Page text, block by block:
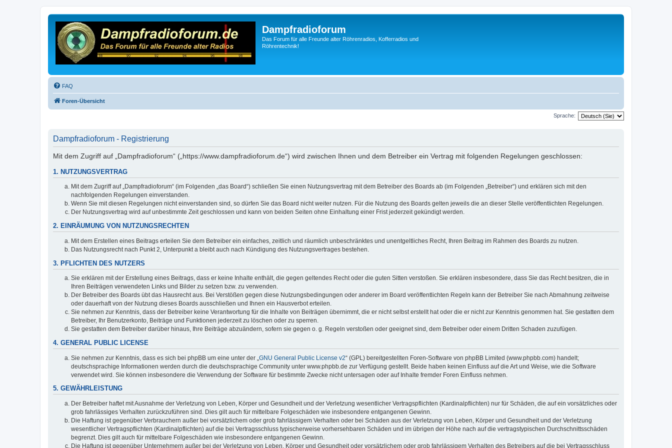
Dampfradioforum
Das Forum für alle Freunde alter Röhrenradios, Kofferradios und
Röhrentechnik!
FAQ
Foren-Übersicht
Sprache:
Dampfradioforum - Registrierung
Mit dem Zugriff auf „Dampfradioforum“ („https://www.dampfradioforum.de“) wird zwischen Ihnen und dem Betreiber ein Vertrag mit folgenden Regelungen geschlossen:
1. NUTZUNGSVERTRAG
Mit dem Zugriff auf „Dampfradioforum“ (im Folgenden „das Board“) schließen Sie einen Nutzungsvertrag mit dem Betreiber des Boards ab (im Folgenden „Betreiber“) und erklären sich mit den
nachfolgenden Regelungen einverstanden.
Wenn Sie mit diesen Regelungen nicht einverstanden sind, so dürfen Sie das Board nicht weiter nutzen. Für die Nutzung des Boards gelten jeweils die an dieser Stelle veröffentlichten Regelungen.
Der Nutzungsvertrag wird auf unbestimmte Zeit geschlossen und kann von beiden Seiten ohne Einhaltung einer Frist jederzeit gekündigt werden.
2. EINRÄUMUNG VON NUTZUNGSRECHTEN
Mit dem Erstellen eines Beitrags erteilen Sie dem Betreiber ein einfaches, zeitlich und räumlich unbeschränktes und unentgeltliches Recht, Ihren Beitrag im Rahmen des Boards zu nutzen.
Das Nutzungsrecht nach Punkt 2, Unterpunkt a bleibt auch nach Kündigung des Nutzungsvertrages bestehen.
3. PFLICHTEN DES NUTZERS
Sie erklären mit der Erstellung eines Beitrags, dass er keine Inhalte enthält, die gegen geltendes Recht oder die guten Sitten verstoßen. Sie erklären insbesondere, dass Sie das Recht besitzen, die in
Ihren Beiträgen verwendeten Links und Bilder zu setzen bzw. zu verwenden.
Der Betreiber des Boards übt das Hausrecht aus. Bei Verstößen gegen diese Nutzungsbedingungen oder anderer im Board veröffentlichten Regeln kann der Betreiber Sie nach Abmahnung zeitweise
oder dauerhaft von der Nutzung dieses Boards ausschließen und Ihnen ein Hausverbot erteilen.
Sie nehmen zur Kenntnis, dass der Betreiber keine Verantwortung für die Inhalte von Beiträgen übernimmt, die er nicht selbst erstellt hat oder die er nicht zur Kenntnis genommen hat. Sie gestatten dem
Betreiber, Ihr Benutzerkonto, Beiträge und Funktionen jederzeit zu löschen oder zu sperren.
Sie gestatten dem Betreiber darüber hinaus, Ihre Beiträge abzuändern, sofern sie gegen o. g. Regeln verstoßen oder geeignet sind, dem Betreiber oder einem Dritten Schaden zuzufügen.
4. GENERAL PUBLIC LICENSE
Sie nehmen zur Kenntnis, dass es sich bei phpBB um eine unter der „ GNU General Public License v2“ (GPL) bereitgestellten Foren-Software von phpBB Limited (www.phpbb.com) handelt;
deutschsprachige Informationen werden durch die deutschsprachige Community unter www.phpbb.de zur Verfügung gestellt. Beide haben keinen Einfluss auf die Art und Weise, wie die Software
verwendet wird. Sie können insbesondere die Verwendung der Software für bestimmte Zwecke nicht untersagen oder auf Inhalte fremder Foren Einfluss nehmen.
5. GEWÄHRLEISTUNG
Der Betreiber haftet mit Ausnahme der Verletzung von Leben, Körper und Gesundheit und der Verletzung wesentlicher Vertragspflichten (Kardinalpflichten) nur für Schäden, die auf ein vorsätzliches oder
grob fahrlässiges Verhalten zurückzuführen sind. Dies gilt auch für mittelbare Folgeschäden wie insbesondere entgangenen Gewinn.
Die Haftung ist gegenüber Verbrauchern außer bei vorsätzlichem oder grob fahrlässigem Verhalten oder bei Schäden aus der Verletzung von Leben, Körper und Gesundheit und der Verletzung
wesentlicher Vertragspflichten (Kardinalpflichten) auf die bei Vertragsschluss typischerweise vorhersehbaren Schäden und im übrigen der Höhe nach auf die vertragstypischen Durchschnittsschäden
begrenzt. Dies gilt auch für mittelbare Folgeschäden wie insbesondere entgangenen Gewinn.
Die Haftung ist gegenüber Unternehmern außer bei der Verletzung von Leben, Körper und Gesundheit oder vorsätzlichem oder grob fahrlässigem Verhalten des Betreibers auf die bei Vertragsschluss